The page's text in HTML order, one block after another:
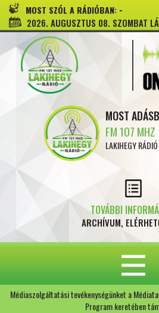
MOST SZÓL A RÁDIÓBAN: -
2026. AUGUSZTUS 08. SZOMBAT
MOST
FM 107 MHZ
LAKIHEGY RÁDIÓ
TOVÁBBI
ARCHÍVUM,
Médiaszolgáltatási tevékenységünket a
Program keretében